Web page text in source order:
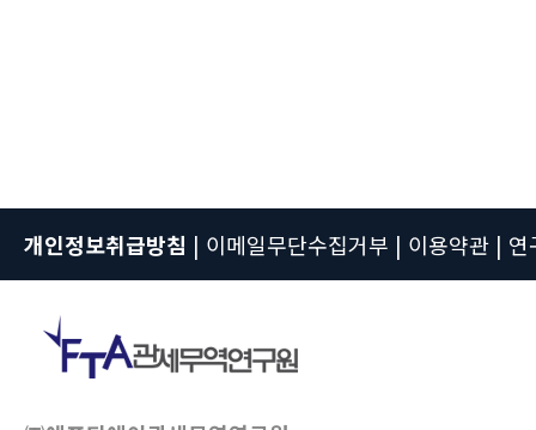
개인정보취급방침 | 이메일무단수집거부 | 이용약관 | 연